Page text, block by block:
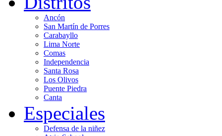
Ancón
San Martín de Porres
Carabayllo
Lima Norte
Comas
Independencia
Santa Rosa
Los Olivos
Puente Piedra
Canta
Especiales
Defensa de la niñez